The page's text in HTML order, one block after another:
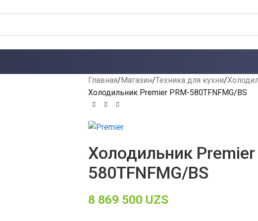
Главная Магазин Техника для кухни
Холодильник Premier PRM-580TFNFMG/BS
Холодильник Premier
580TFNFMG/BS
8 869 500 UZS